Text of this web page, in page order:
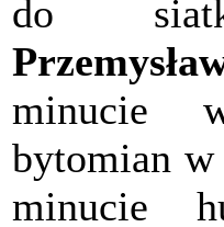
do
minucie
bytomian
minucie